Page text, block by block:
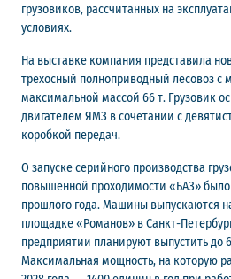
грузовиков, рассчитанных на
условиях.
На выставке компания представила
трехосный полноприводный лесовоз с
максимальной массой 66 т. Грузовик
двигателем ЯМЗ в сочетании с
коробкой передач.
О запуске серийного производства
повышенной проходимости «БАЗ»
прошлого года. Машины выпускаются
площадке «Романов» в Санкт-
предприятии планируют выпустить до
Максимальная мощность, на которую